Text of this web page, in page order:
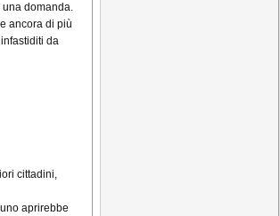
domanda.
ancora di più
da
cittadini,
aprirebbe